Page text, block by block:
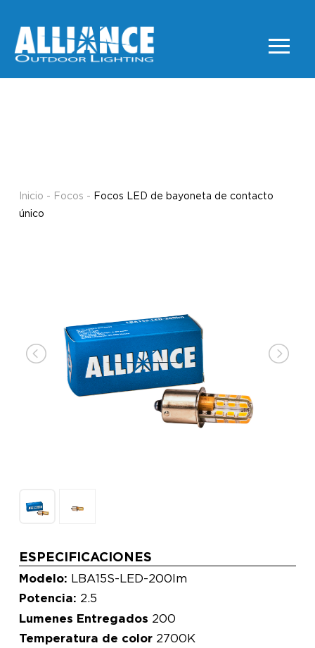
Inicio - Focos - Focos LED de bayoneta de contacto
único
ESPECIFICACIONES
Modelo: LBA15S-LED-200lm
Potencia: 2.5
Lumenes Entregados 200
Temperatura de color 2700K